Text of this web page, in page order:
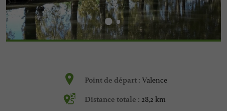
Point de départ : Valence
Distance totale : 28,2 km